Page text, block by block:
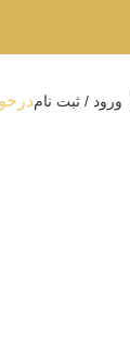
ورود / ثبت نام